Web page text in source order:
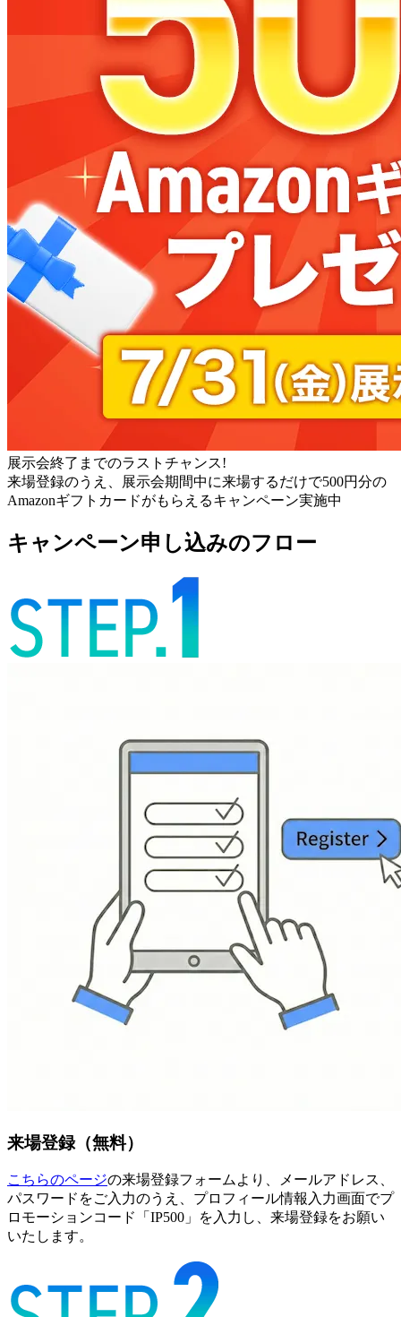
展示会終了までのラストチャンス!
来場登録のうえ、展示会期間中に来場するだけで500円分の
Amazonギフトカードがもらえるキャンペーン実施中
キャンペーン申し込みのフロー
来場登録（無料）
こちらのページの来場登録フォームより、メールアドレス、
パスワードをご入力のうえ、プロフィール情報入力画面でプ
ロモーションコード「IP500」
を入力し、来場登録をお願い
いたします。